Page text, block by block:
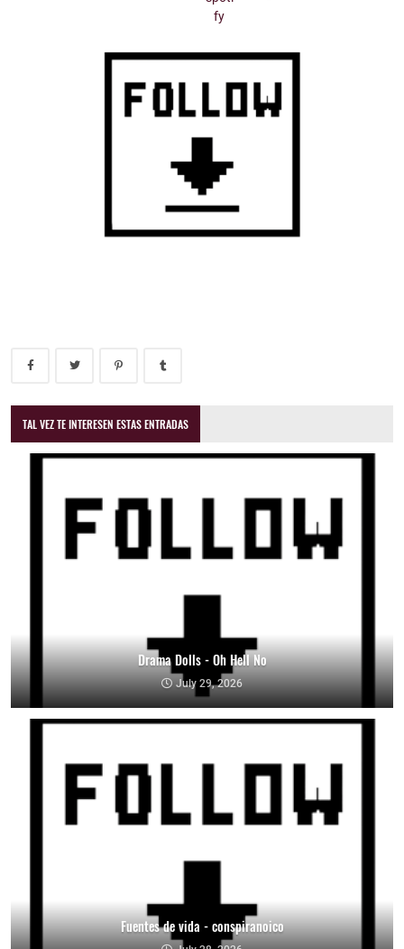
TAL VEZ TE INTERESEN ESTAS ENTRADAS
Drama Dolls - Oh Hell No
July 29, 2026
Fuentes de vida - conspiranoico